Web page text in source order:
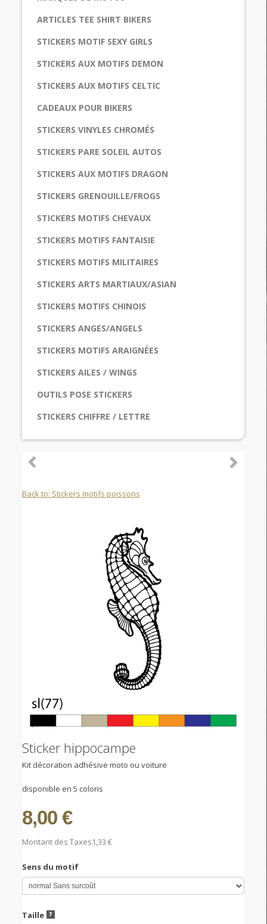
ARTICLES TEE SHIRT BIKERS
STICKERS MOTIF SEXY GIRLS
STICKERS AUX MOTIFS DEMON
STICKERS AUX MOTIFS CELTIC
CADEAUX POUR BIKERS
STICKERS VINYLES CHROMÉS
STICKERS PARE SOLEIL AUTOS
STICKERS AUX MOTIFS DRAGON
STICKERS GRENOUILLE/FROGS
STICKERS MOTIFS CHEVAUX
STICKERS MOTIFS FANTAISIE
STICKERS MOTIFS MILITAIRES
STICKERS ARTS MARTIAUX/ASIAN
STICKERS MOTIFS CHINOIS
STICKERS ANGES/ANGELS
STICKERS MOTIFS ARAIGNÉES
STICKERS AILES / WINGS
OUTILS POSE STICKERS
STICKERS CHIFFRE / LETTRE
Back to: Stickers motifs poissons
Sticker hippocampe
Kit décoration adhésive moto ou voiture
disponible en 5 coloris
8,00 €
Montant des Taxes1,33 €
Sens du motif
Taille